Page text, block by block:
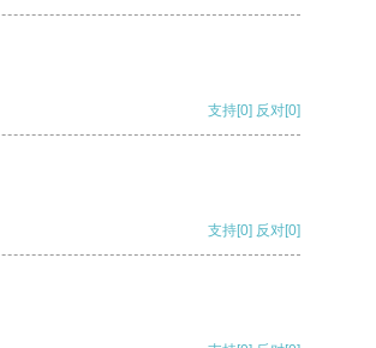
支持[0] 反对[0]
支持[0] 反对[0]